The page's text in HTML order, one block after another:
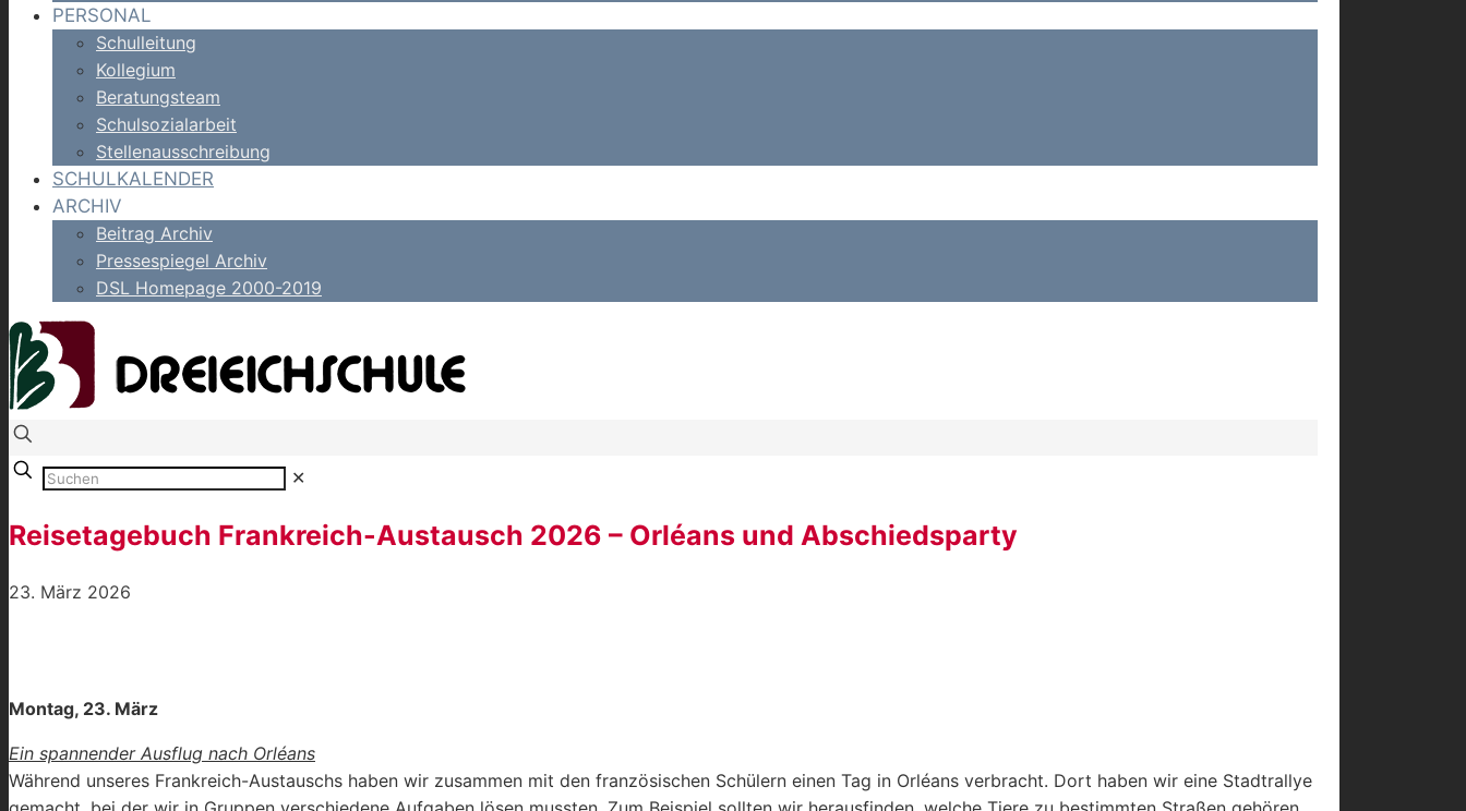
PERSONAL
Schulleitung
Kollegium
Beratungsteam
Schulsozialarbeit
Stellenausschreibung
SCHULKALENDER
ARCHIV
Beitrag Archiv
Pressespiegel Archiv
DSL Homepage 2000-2019
✕
Reisetagebuch Frankreich-Austausch 2026 – Orléans und Abschiedsparty
23. März 2026
Montag, 23. März
Ein spannender Ausflug nach Orléans
Während unseres Frankreich-Austauschs haben wir zusammen mit den französischen Schülern einen Tag in Orléans verbracht. Dort haben wir eine Stadtrallye